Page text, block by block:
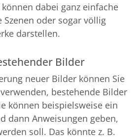
dabei ganz einfache
Szenen oder sogar völlig
darstellen.
Bilder
neuer Bilder können Sie
verwenden, bestehende Bilder
können beispielsweise ein
dann Anweisungen geben,
soll. Das könnte z. B.